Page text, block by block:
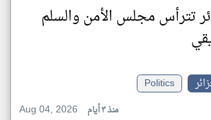
تترأس مجلس الأمن والسلم
Politics
Aug 04, 2026
منذ ٣ أيام